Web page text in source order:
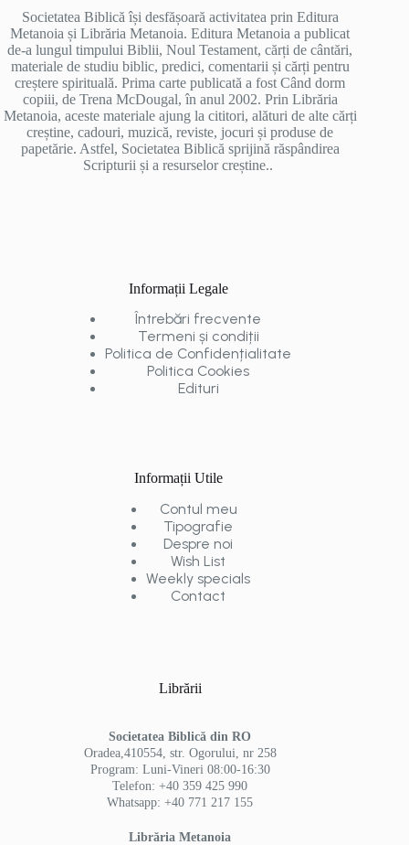
Societatea Biblică își desfășoară activitatea prin Editura
Metanoia și Librăria Metanoia. Editura Metanoia a publicat
de-a lungul timpului Biblii, Noul Testament, cărți de cântări,
materiale de studiu biblic, predici, comentarii și cărți pentru
creștere spirituală. Prima carte publicată a fost Când dorm
copiii, de Trena McDougal, în anul 2002. Prin Librăria
Metanoia, aceste materiale ajung la cititori, alături de alte cărți
creștine, cadouri, muzică, reviste, jocuri și produse de
papetărie. Astfel, Societatea Biblică sprijină răspândirea
Scripturii și a resurselor creștine..
Informații Legale
Întrebări frecvente
Termeni și condiții
Politica de Confidențialitate
Politica Cookies
Edituri
Informații Utile
Contul meu
Tipografie
Despre noi
Wish List
Weekly specials
Contact
Librării
Societatea Biblică din RO
Oradea,410554, str. Ogorului, nr 258
Program: Luni-Vineri 08:00-16:30
Telefon: +40 359 425 990
Whatsapp: +40 771 217 155
Librăria Metanoia